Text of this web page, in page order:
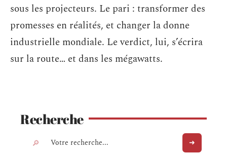
sous les projecteurs. Le pari : transformer des
promesses en réalités, et changer la donne
industrielle mondiale. Le verdict, lui, s’écrira
sur la route… et dans les mégawatts.
Recherche